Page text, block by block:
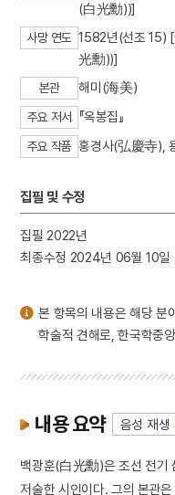
8 국방비
9 기성기생양성소
10
님의 침묵
(白光勳))]
사망 연도 1582년(선조 15)
光勳))]
본관 해미(海美)
주요 저서 『옥봉집』
주요 작품 홍경사(弘慶寺),
집필 및 수정
집필 2022년
최종수정 2024년 06월 10일
본 항목의 내용은 해당 분
학술적 견해로, 한국학중
내용 요약 음성 재생
백광훈(白光勳)은 조선 전기
저술한 시인이다. 그의 본관